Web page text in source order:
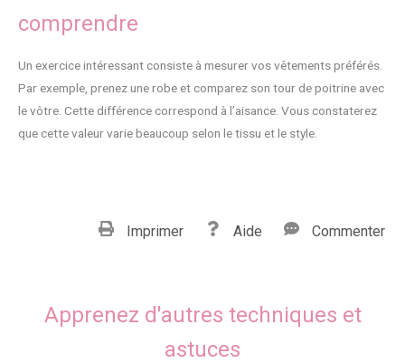
comprendre
Un exercice intéressant consiste à mesurer vos vêtements préférés.
Par exemple, prenez une robe et comparez son tour de poitrine avec
le vôtre. Cette différence correspond à l’aisance. Vous constaterez
que cette valeur varie beaucoup selon le tissu et le style.
Imprimer Aide Commenter
Apprenez d'autres techniques et
astuces